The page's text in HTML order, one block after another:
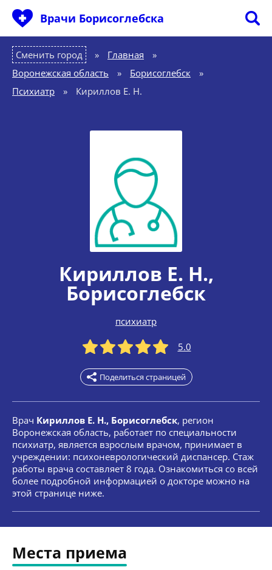
Врачи Борисоглебска
Сменить город Главная
»
Воронежская область
» Борисоглебск
»
Психиатр
» Кириллов Е. Н.
Кириллов Е. Н.,
Борисоглебск
психиатр
5.0
Поделиться страницей
Врач Кириллов Е. Н., Борисоглебск, регион
Воронежская область, работает по специальности
психиатр, является взрослым врачом, принимает в
учреждении: психоневрологический диспансер. Стаж
работы врача составляет 8 года. Ознакомиться со всей
более подробной информацией о докторе можно на
этой странице ниже.
Места приема